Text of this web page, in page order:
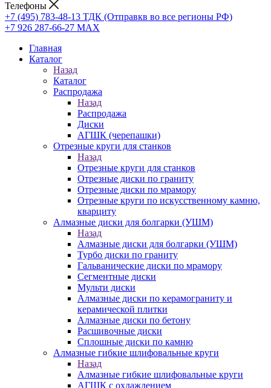
Телефоны
+7 (495) 783-48-13 ТДК (Отправкв во все регионы РФ)
+7 926 287-66-27 МАХ
Главная
Каталог
Назад
Каталог
Распродажа
Назад
Распродажа
Диски
АГШК (черепашки)
Отрезные круги для станков
Назад
Отрезные круги для станков
Отрезные диски по граниту
Отрезные диски по мрамору
Отрезные круги по искусственному камню,
кварциту
Алмазные диски для болгарки (УШМ)
Назад
Алмазные диски для болгарки (УШМ)
Турбо диски по граниту
Гальванические диски по мрамору
Сегментные диски
Мульти диски
Алмазные диски по керамограниту и
керамической плитки
Алмазные диски по бетону
Расшивочные диски
Сплошные диски по камню
Алмазные гибкие шлифовальные круги
Назад
Алмазные гибкие шлифовальные круги
АГШК с охлаждением